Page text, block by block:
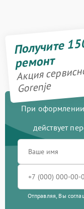
Получите
ремонт
Акция
Gorenje
При оформлении
действует
Отправляя, Вы